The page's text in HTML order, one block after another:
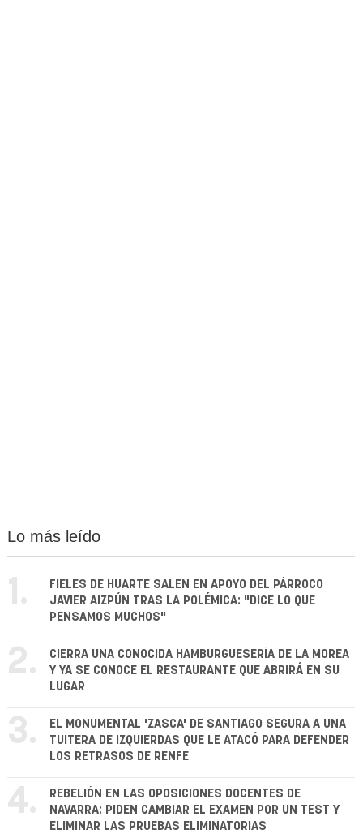
Lo más leído
1.
FIELES DE HUARTE SALEN EN APOYO DEL PÁRROCO
JAVIER AIZPÚN TRAS LA POLÉMICA: "DICE LO QUE
PENSAMOS MUCHOS"
2.
CIERRA UNA CONOCIDA HAMBURGUESERÍA DE LA MOREA
Y YA SE CONOCE EL RESTAURANTE QUE ABRIRÁ EN SU
LUGAR
3.
EL MONUMENTAL 'ZASCA' DE SANTIAGO SEGURA A UNA
TUITERA DE IZQUIERDAS QUE LE ATACÓ PARA DEFENDER
LOS RETRASOS DE RENFE
4.
REBELIÓN EN LAS OPOSICIONES DOCENTES DE
NAVARRA: PIDEN CAMBIAR EL EXAMEN POR UN TEST Y
ELIMINAR LAS PRUEBAS ELIMINATORIAS